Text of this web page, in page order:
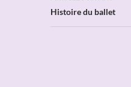
Histoire du ballet